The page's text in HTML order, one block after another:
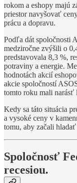
rokom a eshopy majú
priestor navyšovať
prácu a dopravu.
Podľa dát spoločnosti
medziročne zvýšili o
predstavovala 8,3 %,
potraviny a energie.
hodnotách akcií
akcie spoločností
tomto roku mali narásť
Kedy sa táto situácia
a vysoké ceny v
tomu, aby začali
Spoločnosť
recesiou.